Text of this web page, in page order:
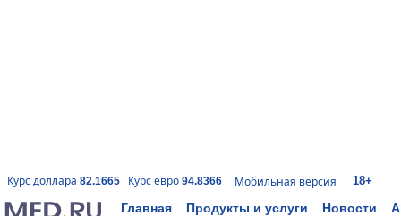
Курс доллара 82.1665 Курс евро 94.8366 Мобильная версия 18+
Главная Продукты и услуги Новости